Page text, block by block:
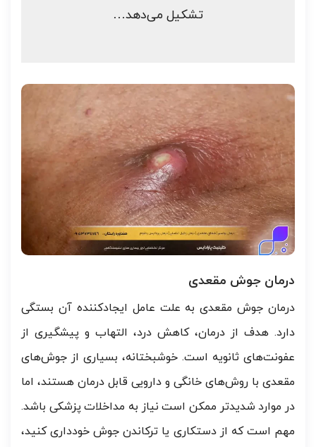
تشکیل می‌دهد…
درمان جوش مقعدی
درمان جوش مقعدی به علت عامل ایجادکننده‌ آن بستگی
دارد. هدف از درمان، کاهش درد، التهاب و پیشگیری از
عفونت‌های ثانویه است. خوشبختانه، بسیاری از جوش‌های
مقعدی با روش‌های خانگی و دارویی قابل درمان هستند، اما
در موارد شدیدتر ممکن است نیاز به مداخلات پزشکی باشد.
مهم است که از دستکاری یا ترکاندن جوش خودداری کنید،